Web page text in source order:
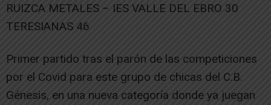
RUIZCA METALES – IES VALLE DEL EBRO 30
TERESIANAS 46
Primer partido tras el parón de las competiciones
por el Covid para este grupo de chicas del C.B.
Génesis, en una nueva categoría donde ya juegan